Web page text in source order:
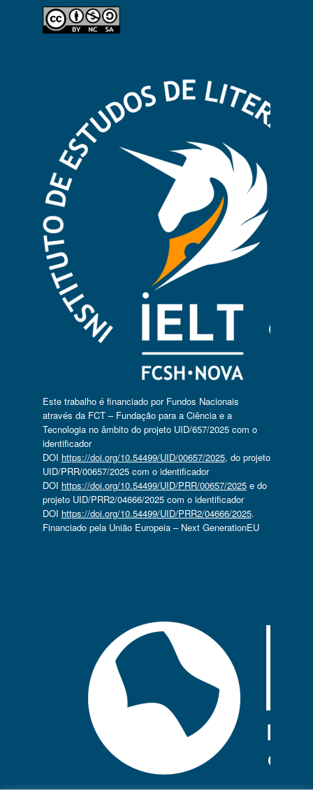
Este trabalho é financiado por Fundos Nacionais
através da FCT – Fundação para a Ciência e a
Tecnologia no âmbito do projeto UID/657/2025 com o
identificador
DOI https://doi.org/10.54499/UID/00657/2025, do projeto
UID/PRR/00657/2025 com o identificador
DOI https://doi.org/10.54499/UID/PRR/00657/2025e do
projeto UID/PRR2/04666/2025 com o identificador
DOI https://doi.org/10.54499/UID/PRR2/04666/2025.
Financiado pela União Europeia – Next GenerationEU